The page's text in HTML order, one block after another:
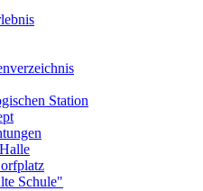
Station
Schule"